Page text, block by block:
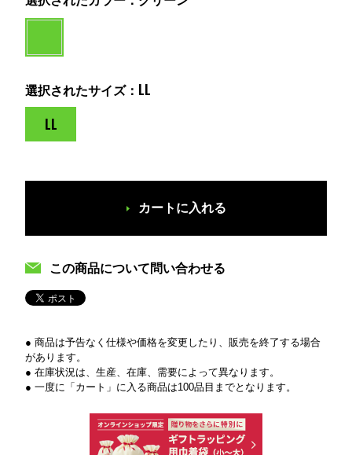
選択されたサイズ：LL
LL
カートに入れる
この商品について問い合わせる
● 商品は予告なく仕様や価格を変更したり、販売を終了する場合
があります。
● 在庫状況は、生産、在庫、需要によって異なります。
● 一度に「カート」に入る商品は100品目までとなります。